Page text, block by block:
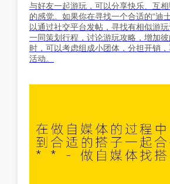
与好友一起游玩，可以分享快乐、互
的感觉。如果你在寻找一个合适的“迪
以通过社交平台发帖，寻找有相似游玩
一同策划行程，讨论游玩攻略，增加
时，可以考虑组成小团体，分担开销
活动。